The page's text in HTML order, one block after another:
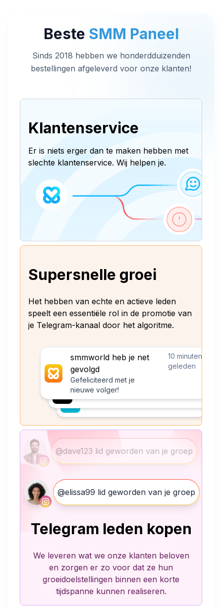
Beste SMM Paneel
Sinds 2018 hebben we honderdduizenden
bestellingen afgeleverd voor onze klanten!
Klantenservice
Er is niets erger dan te maken hebben met
slechte klantenservice. Wij helpen je.
Supersnelle groei
Het hebben van echte en actieve leden
speelt een essentiële rol in de promotie van
je Telegram-kanaal door het algoritme.
smmworld heb je net
gevolgd
Gefeliciteerd met je
nieuwe volger!
10 minuten
geleden
@dave123 lid geworden van je groep
@elissa99 lid geworden van je groep
Telegram leden kopen
We leveren wat we onze klanten beloven
en zorgen er zo voor dat ze hun
groeidoelstellingen binnen een korte
tijdspanne kunnen realiseren.